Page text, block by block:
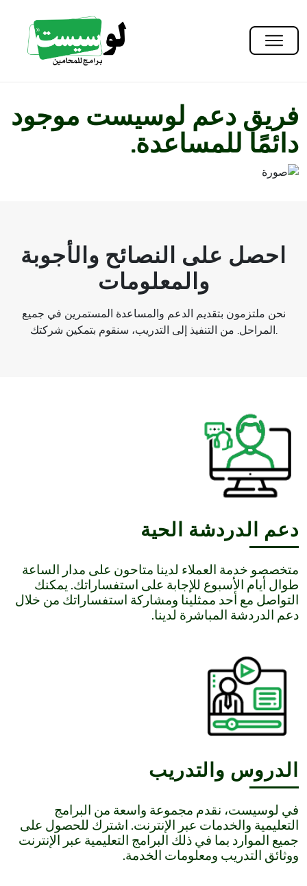
فريق دعم لوسيست موجود
دائمًا للمساعدة.
احصل على النصائح والأجوبة
والمعلومات
نحن ملتزمون بتقديم الدعم والمساعدة المستمرين في جميع
المراحل. من التنفيذ إلى التدريب، سنقوم بتمكين شركتك.
دعم الدردشة الحية
متخصصو خدمة العملاء لدينا متاحون على مدار الساعة
طوال أيام الأسبوع للإجابة على استفساراتك. يمكنك
التواصل مع أحد ممثلينا ومشاركة استفساراتك من خلال
دعم الدردشة المباشرة لدينا.
الدروس والتدريب
في لوسيست، نقدم مجموعة واسعة من البرامج
التعليمية والخدمات عبر الإنترنت. اشترك للحصول على
جميع الموارد بما في ذلك البرامج التعليمية عبر الإنترنت
ووثائق التدريب ومعلومات الخدمة.